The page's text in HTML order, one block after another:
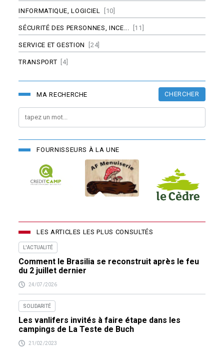
INFORMATIQUE, LOGICIEL [10]
SÉCURITÉ DES PERSONNES, INCE... [11]
SERVICE ET GESTION [24]
TRANSPORT [4]
MA RECHERCHE CHERCHER
FOURNISSEURS À LA UNE
LES ARTICLES LES PLUS CONSULTÉS
L'ACTUALITÉ
Comment le Brasilia se reconstruit après le feu
du 2 juillet dernier
24/07/2026
SOLIDARITÉ
Les vanlifers invités à faire étape dans les
campings de La Teste de Buch
21/02/2023